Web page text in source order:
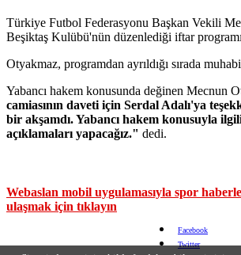
Türkiye Futbol Federasyonu Başkan Vekili
Beşiktaş Kulübü'nün düzenlediği iftar
Otyakmaz, programdan ayrıldığı sırada
Yabancı hakem konusunda değinen Mecnun
camiasının daveti için Serdal Adalı'ya
bir akşamdı. Yabancı hakem konusuyla
açıklamaları yapacağız." dedi.
Webaslan mobil uygulamasıyla spor
ulaşmak için tıklayın
Facebook
Twitter